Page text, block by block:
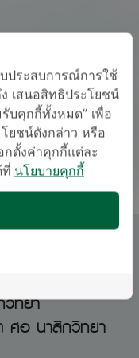
ติกุล
ทยา
ศอ นาสิกวิทยา
ประสบการณ์การใช้
เสนอสิทธิประโยชน์
บคุกกี้ทั้งหมด” เพื่อ
ยชน์ดังกล่าว หรือ
กตั้งค่าคุกกี้แต่ละ
ที่ นโยบายคุกกี้